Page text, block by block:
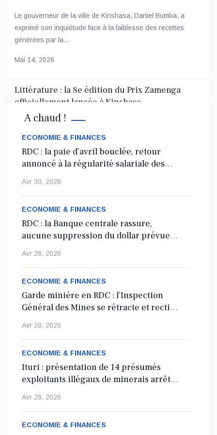
Le gouverneur de la ville de Kinshasa, Daniel Bumba, a
exprimé son inquiétude face à la faiblesse des recettes
générées par la...
Mai 14, 2026
Littérature : la 8e édition du Prix Zamenga
officiellement lancée à Kinshasa
La 8e édition du concours littéraire « Prix Zamenga » a été
officiellement lancée ce mercredi 13 mai à Kinshasa, à
Mai 13, 2026
Nord-Kivu : le député Crispin Mbindule dans le
collimateur de l’ANR
Le député national Crispin Mbindule, également président du
conseil d’administration du Cadastre minier, fait l’objet d’un...
A chaud !
ECONOMIE & FINANCES
RDC : la paie d’avril bouclée, retour
annoncé à la régularité salariale des
Avr 30, 2026
ECONOMIE & FINANCES
RDC : la Banque centrale rassure,
aucune suppression du dollar prévue
Avr 28, 2026
ECONOMIE & FINANCES
Garde minière en RDC : l’Inspection
Général des Mines se rétracte et rectifie
Avr 28, 2026
ECONOMIE & FINANCES
Ituri : présentation de 14 présumés
exploitants illégaux de minerais arrêtés
Avr 28, 2026
ECONOMIE & FINANCES